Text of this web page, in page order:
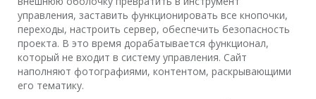
управления, заставить функционировать все кнопочки,
переходы, настроить сервер, обеспечить безопасность
проекта. В это время дорабатывается функционал,
который не входит в систему управления. Сайт
наполняют фотографиями, контентом, раскрывающими
его тематику.